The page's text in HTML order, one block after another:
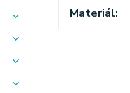
Materiál